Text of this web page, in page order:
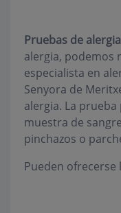
Pruebas de alergia
alergia, podemos
especialista en
Senyora de
alergia. La
muestra de
pinchazos o
Pueden